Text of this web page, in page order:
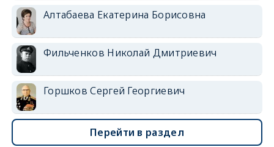
Алтабаева Екатерина Борисовна
Фильченков Николай Дмитриевич
Горшков Сергей Георгиевич
Перейти в раздел